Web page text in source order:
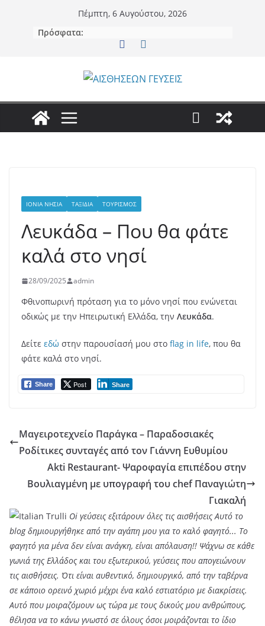
περιεχόμενο
Πέμπτη, 6 Αυγούστου, 2026
Πρόσφατα:
ΙΌΝΙΑ ΝΗΣΙΆ ΤΑΞΊΔΙΑ ΤΟΥΡΙΣΜΌΣ
Λευκάδα – Που θα φάτε
καλά στο νησί
28/09/2025 admin
Φθινοπωρινή πρόταση για το μόνο νησί που ενώνεται
οδικώς με την Ηπειρωτική Ελλάδα, την Λευκάδα.
Δείτε εδώ στην παρουσίασή μου στο flag in life, που θα
φάτε καλά στο νησί.
Share Post Share
Μαγειροτεχνείο Παράγκα – Παραδοσιακές
Ροδίτικες συνταγές από τον Γιάννη Ευθυμίου
Akti Restaurant- Ψαροφαγία επιπέδου στην
Βουλιαγμένη με υπογραφή του chef Παναγιώτη
Γιακαλή
Oi γεύσεις εξιτάρουν όλες τις αισθήσεις Αυτό το
blog δημιουργήθηκε από την αγάπη μου για το καλό φαγητό... Tο
φαγητό για μένα δεν είναι ανάγκη, είναι απόλαυση!! Ψάχνω σε κάθε
γωνιά της Ελλάδος και του εξωτερικού, γεύσεις που απογειώνουν
τις αισθήσεις. Ότι είναι αυθεντικό, δημιουργικό, από την ταβέρνα
σε κάποιο ορεινό χωριό μέχρι ένα καλό εστιατόριο με διακρίσεις.
Αυτό που μοιραζόμουν ως τώρα με τους δικούς μου ανθρώπους,
θέλησα να το κάνω γνωστό σε όλους όσοι μοιράζονται το ίδιο